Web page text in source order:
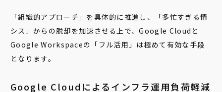
「組織的アプローチ」を具体的に推進し、「多忙すぎる情
シス」からの脱却を加速させる上で、Google Cloudと
Google Workspaceの「フル活用」は極めて有効な手段
となります。
Google Cloudによるインフラ運用負荷軽減